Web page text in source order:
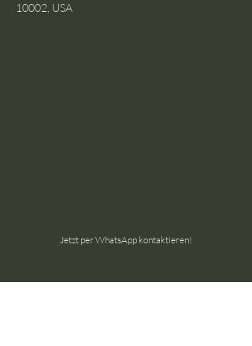
10002, USA
Jetzt per WhatsApp kontaktieren!